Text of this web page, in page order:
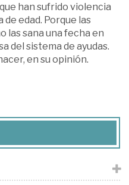
han sufrido violencia
de edad. Porque las
las sana una fecha en
del sistema de ayudas.
en su opinión.